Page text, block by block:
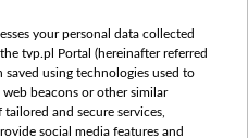
news
your personal data collected
tvp.pl Portal (hereinafter referred
using technologies used to
beacons or other similar
and secure services,
social media features and